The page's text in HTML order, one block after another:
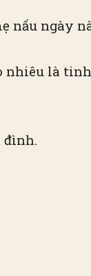
nấu ngày
nhiêu là
đình.